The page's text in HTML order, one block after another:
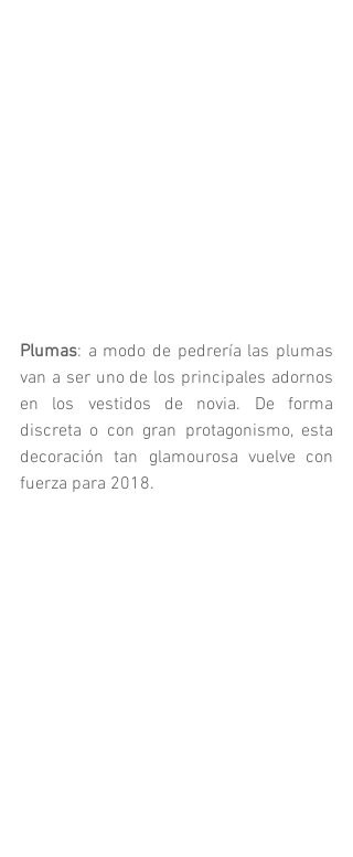
Plumas: a modo de pedrería las plumas
van a ser uno de los principales adornos
en los vestidos de novia. De forma
discreta o con gran protagonismo, esta
decoración tan glamourosa vuelve con
fuerza para 2018.